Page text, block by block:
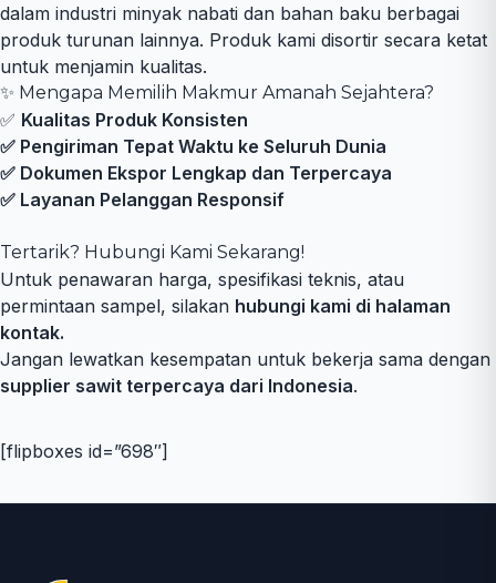
dalam industri minyak nabati dan bahan baku berbagai
produk turunan lainnya. Produk kami disortir secara ketat
untuk menjamin kualitas.
✨ Mengapa Memilih Makmur Amanah Sejahtera?
✅ Kualitas Produk Konsisten
✅ Pengiriman Tepat Waktu ke Seluruh Dunia
✅ Dokumen Ekspor Lengkap dan Terpercaya
✅ Layanan Pelanggan Responsif
Tertarik? Hubungi Kami Sekarang!
Untuk penawaran harga, spesifikasi teknis, atau
permintaan sampel, silakan hubungi kami di halaman
kontak.
Jangan lewatkan kesempatan untuk bekerja sama dengan
supplier sawit terpercaya dari Indonesia.
[flipboxes id=”698″]